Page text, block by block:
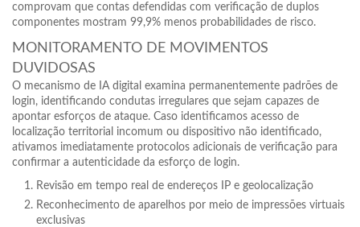
comprovam que contas defendidas com verificação de duplos
componentes mostram 99,9% menos probabilidades de risco.
MONITORAMENTO DE MOVIMENTOS
DUVIDOSAS
O mecanismo de IA digital examina permanentemente padrões de
login, identificando condutas irregulares que sejam capazes de
apontar esforços de ataque. Caso identificamos acesso de
localização territorial incomum ou dispositivo não identificado,
ativamos imediatamente protocolos adicionais de verificação para
confirmar a autenticidade da esforço de login.
Revisão em tempo real de endereços IP e geolocalização
Reconhecimento de aparelhos por meio de impressões virtuais
exclusivas